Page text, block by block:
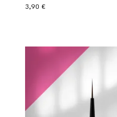
3,90 €